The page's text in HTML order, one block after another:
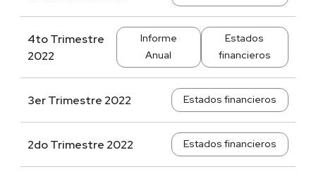
4to Trimestre
2022
Informe
Anual
Estados
financieros
3er Trimestre 2022 Estados financieros
2do Trimestre 2022 Estados financieros